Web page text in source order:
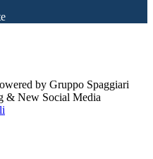
by Gruppo Spaggiari
& New Social Media